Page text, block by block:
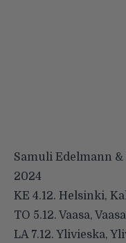
Samuli Edelmann
2024
KE 4.12. Helsinki,
TO 5.12. Vaasa,
LA 7.12. Ylivieska,